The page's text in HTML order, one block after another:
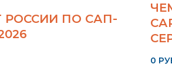
ПО САП-
0